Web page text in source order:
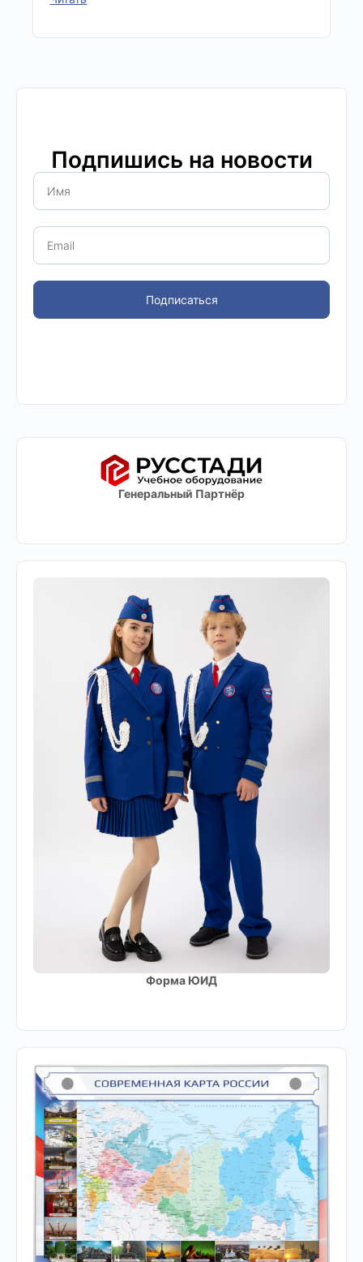
Подпишись на новости
Подписаться
Генеральный Партнёр
Форма ЮИД